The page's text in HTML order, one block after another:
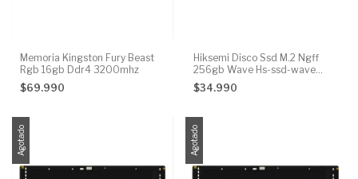
Memoria Kingston Fury Beast
Rgb 16gb Ddr4 3200mhz
$69.990
Hiksemi Disco Ssd M.2 Ngff
256gb Wave Hs-ssd-wave
Ppct
$34.990
Agotado Agotado